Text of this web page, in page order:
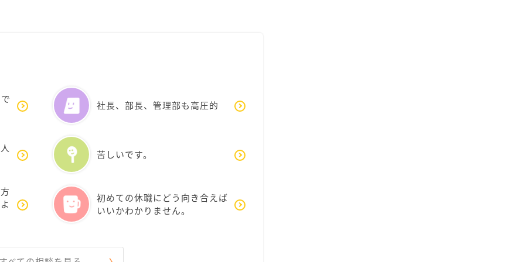
社長、部長、管理部も高圧的
苦しいです。
初めての休職にどう向き合えば
いいかわかりません。